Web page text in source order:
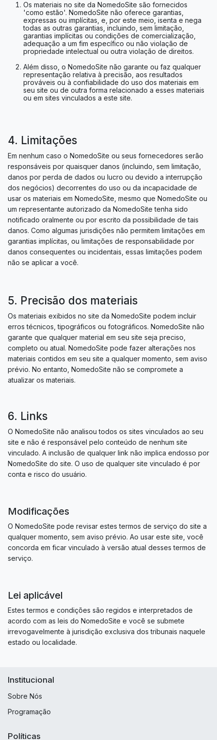
Os materiais no site da NomedoSite são fornecidos
'como estão'. NomedoSite não oferece garantias,
expressas ou implícitas, e, por este meio, isenta e nega
todas as outras garantias, incluindo, sem limitação,
garantias implícitas ou condições de comercialização,
adequação a um fim específico ou não violação de
propriedade intelectual ou outra violação de direitos.
Além disso, o NomedoSite não garante ou faz qualquer
representação relativa à precisão, aos resultados
prováveis ​​ou à confiabilidade do uso dos materiais em
seu site ou de outra forma relacionado a esses materiais
ou em sites vinculados a este site.
4. Limitações
Em nenhum caso o NomedoSite ou seus fornecedores serão
responsáveis ​​por quaisquer danos (incluindo, sem limitação,
danos por perda de dados ou lucro ou devido a interrupção
dos negócios) decorrentes do uso ou da incapacidade de
usar os materiais em NomedoSite, mesmo que NomedoSite ou
um representante autorizado da NomedoSite tenha sido
notificado oralmente ou por escrito da possibilidade de tais
danos. Como algumas jurisdições não permitem limitações em
garantias implícitas, ou limitações de responsabilidade por
danos consequentes ou incidentais, essas limitações podem
não se aplicar a você.
5. Precisão dos materiais
Os materiais exibidos no site da NomedoSite podem incluir
erros técnicos, tipográficos ou fotográficos. NomedoSite não
garante que qualquer material em seu site seja preciso,
completo ou atual. NomedoSite pode fazer alterações nos
materiais contidos em seu site a qualquer momento, sem aviso
prévio. No entanto, NomedoSite não se compromete a
atualizar os materiais.
6. Links
O NomedoSite não analisou todos os sites vinculados ao seu
site e não é responsável pelo conteúdo de nenhum site
vinculado. A inclusão de qualquer link não implica endosso por
NomedoSite do site. O uso de qualquer site vinculado é por
conta e risco do usuário.
Modificações
O NomedoSite pode revisar estes termos de serviço do site a
qualquer momento, sem aviso prévio. Ao usar este site, você
concorda em ficar vinculado à versão atual desses termos de
serviço.
Lei aplicável
Estes termos e condições são regidos e interpretados de
acordo com as leis do NomedoSite e você se submete
irrevogavelmente à jurisdição exclusiva dos tribunais naquele
estado ou localidade.
Institucional
Sobre Nós
Programação
Políticas